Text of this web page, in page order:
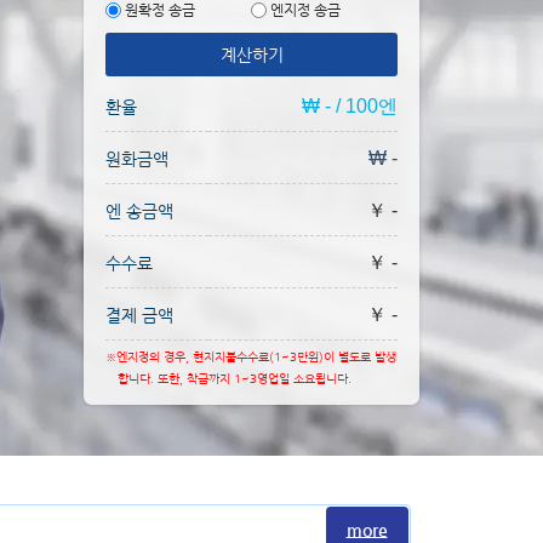
원확정 송금 엔지정 송금
계산하기
환율 ₩ - / 100엔
원화금액 ₩ -
엔 송금액 ￥ -
수수료 ￥ -
결제 금액 ￥ -
※엔지정의 경우, 현지지불수수료(1~3만원)이 별도로 발생
합니다. 또한, 착금까지 1~3영업일 소요됩니다.
more